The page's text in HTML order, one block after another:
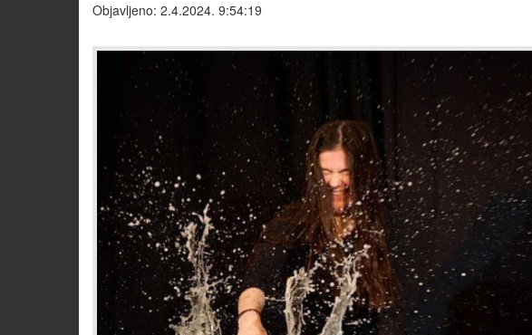
Objavljeno: 2.4.2024. 9:54:19